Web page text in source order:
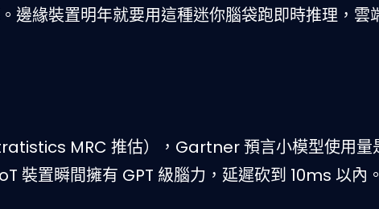
邊緣裝置明年就要用這種迷你腦袋跑即時推理，雲
MRC 推估），Gartner 預言小模型使用量
裝置瞬間擁有 GPT 級腦力，延遲砍到 10ms 以內